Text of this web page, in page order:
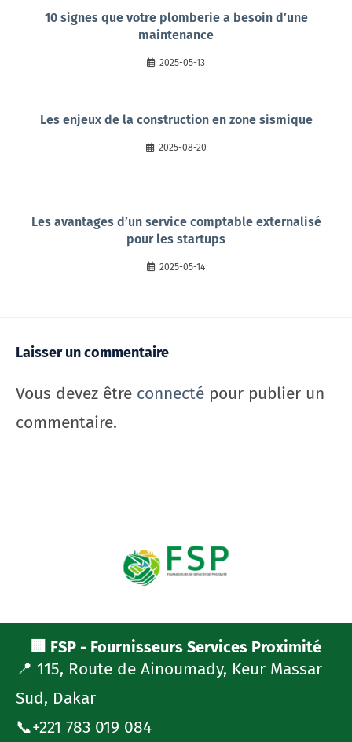
10 signes que votre plomberie a besoin d’une
maintenance
2025-05-13
Les enjeux de la construction en zone sismique
2025-08-20
Les avantages d’un service comptable externalisé
pour les startups
2025-05-14
Laisser un commentaire
Vous devez être connecté pour publier un
commentaire.
🏢 FSP - Fournisseurs Services Proximité
📍 115, Route de Ainoumady, Keur Massar
Sud, Dakar
📞+221 783 019 084